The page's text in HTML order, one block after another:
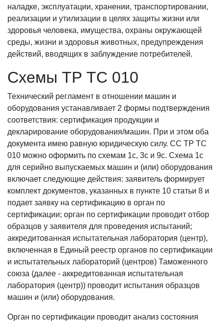
наладке, эксплуатации, хранении, транспортировании,
реализации и утилизации в целях защиты жизни или
здоровья человека, имущества, охраны окружающей
среды, жизни и здоровья животных, предупреждения
действий, вводящих в заблуждение потребителей.
Схемы ТР ТС 010
Технический регламент в отношении машин и
оборудования устанавливает 2 формы подтверждения
соответствия: сертификация продукции и
декларирование оборудования/машин. При и этом оба
документа имею равную юридическую силу. СС ТР ТС
010 можно оформить по схемам 1с, 3с и 9с. Схема 1с
для серийно выпускаемых машин и (или) оборудования
включает следующие действия: заявитель формирует
комплект документов, указанных в пункте 10 статьи 8 и
подает заявку на сертификацию в орган по
сертификации; орган по сертификации проводит отбор
образцов у заявителя для проведения испытаний;
аккредитованная испытательная лаборатория (центр),
включенная в Единый реестр органов по сертификации
и испытательных лабораторий (центров) Таможенного
союза (далее - аккредитованная испытательная
лаборатория (центр)) проводит испытания образцов
машин и (или) оборудования.
Орган по сертификации проводит анализ состояния